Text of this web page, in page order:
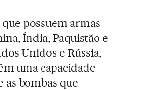
possuem armas
Índia, Paquistão e
Unidos e Rússia,
uma capacidade
bombas que